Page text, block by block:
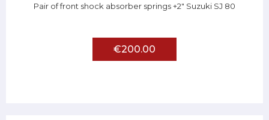
Pair of front shock absorber springs +2" Suzuki SJ 80
€200.00